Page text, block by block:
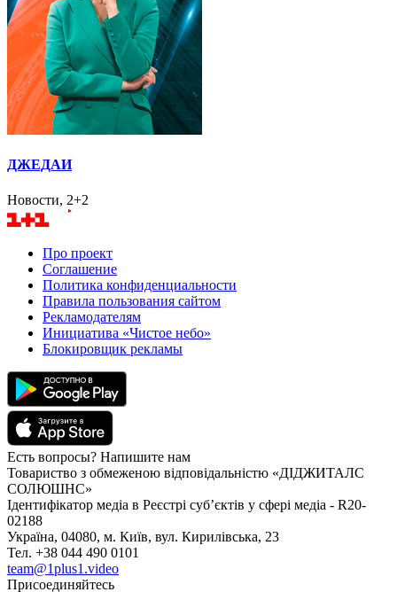
ДЖЕДАИ
Новости, 2+2
Про проект
Соглашение
Политика конфиденциальности
Правила пользования сайтом
Рекламодателям
Инициатива «Чистое небо»
Блокировщик рекламы
Есть вопросы? Напишите нам
Товариство з обмеженою відповідальністю «ДІДЖИТАЛС
СОЛЮШНС»
Ідентифікатор медіа в Реєстрі суб’єктів у сфері медіа - R20-
02188
Україна, 04080, м. Київ, вул. Кирилівська, 23
Тел. +38 044 490 0101
team@1plus1.video
Присоединяйтесь